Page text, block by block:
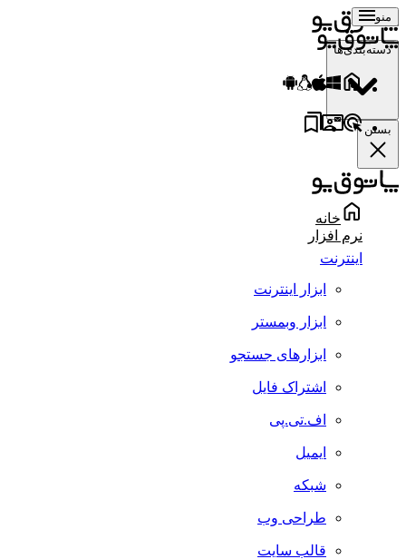
منو
دسته‌بندی‌ها
بستن
خانه
نرم افزار
اینترنت
ابزار اینترنت
ابزار وبمستر
ابزارهای جستجو
اشتراک فایل
اف.تی.پی
ایمیل
شبکه
طراحی وب
قالب سایت